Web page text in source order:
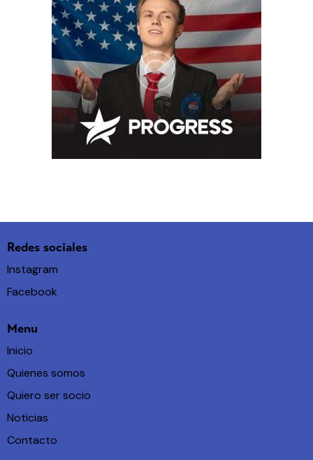
Redes sociales
Instagram
Facebook
Menu
Inicio
Quienes somos
Quiero ser socio
Noticias
Contacto